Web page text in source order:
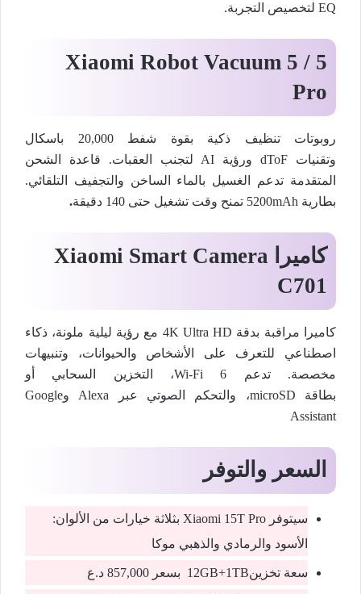
EQ لتخصيص التجربة.
Xiaomi Robot Vacuum 5 / 5
Pro
روبوتات تنظيف ذكية بقوة شفط 20,000 باسكال
وتقنيات dToF ورؤية AI لتجنب العقبات. قاعدة الشحن
المتقدمة تدعم الغسيل بالماء الساخن والتجفيف التلقائي.
بطارية 5200mAh تمنح وقت تشغيل حتى 140 دقيقة
.
كاميرا
Xiaomi Smart Camera
C701
كاميرا مراقبة بدقة 4K Ultra HD مع رؤية ليلية ملونة، ذكاء
اصطناعي للتعرف على الأشخاص والحيوانات، وتنبيهات
مخصصة. تدعم Wi-Fi 6، التخزين السحابي أو
بطاقة microSD، والتحكم الصوتي عبر Alexa وGoogle
Assistant
السعر والتوفر
سيتوفر Xiaomi 15T Pro بثلاثة خيارات من الألوان:
الأسود والرمادي والذهبي موكا
سعة تخزين12GB+1TB بسعر 857,000 د.ع